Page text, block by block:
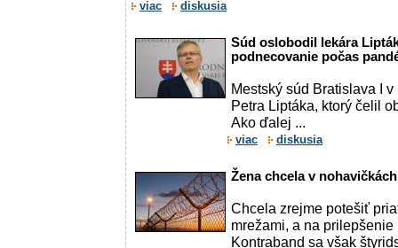
viac diskusia
Súd oslobodil lekára
podnecovanie počas
Mestský súd Bratislava I
Petra Liptáka, ktorý čelil
Ako ďalej ...
viac diskusia
Žena chcela v
Chcela zrejme potešiť
mrežami, a na
Kontraband sa však